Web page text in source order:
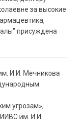
за высокие
присуждена
И.И. Мечникова
угрозам»,
им. И.И.